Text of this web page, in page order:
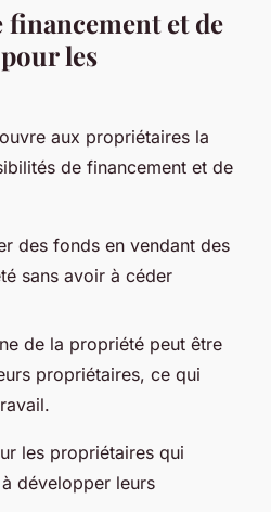
et de
les
aux propriétaires la
de financement et de
des fonds en vendant des
sans avoir à céder
de la propriété peut être
propriétaires, ce qui
les propriétaires qui
développer leurs